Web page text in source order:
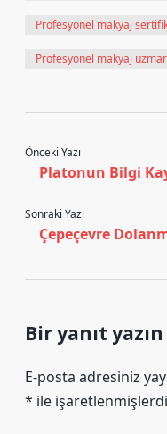
Profesyonel makyaj
Profesyonel makyaj
Önceki Yazı
Platonun Bilgi
Sonraki Yazı
Çepeçevre
Bir yanıt yazın
E-posta adresiniz
* ile